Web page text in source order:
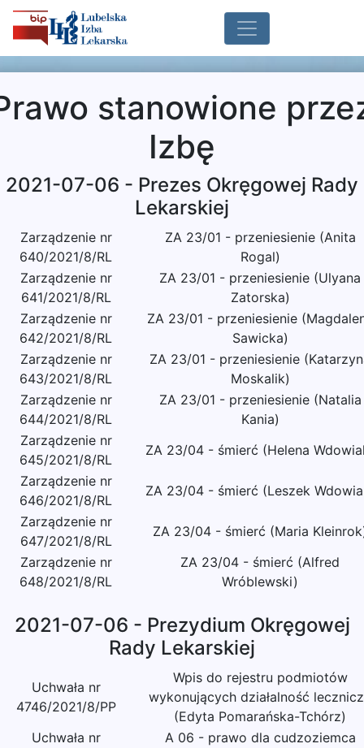
stanowione
Izbę
2021-07-06 - Prezes Okręgowej Rady
Lekarskiej
Zarządzenie nr
640/2021/8/RL
ZA 23/01 - przeniesienie (Anita
Rogal)
Zarządzenie nr
641/2021/8/RL
ZA 23/01 - przeniesienie (Ulyana
Zatorska)
Zarządzenie nr
642/2021/8/RL
ZA 23/01 - przeniesienie
Sawicka)
Zarządzenie nr
643/2021/8/RL
ZA 23/01 - przeniesienie
Moskalik)
Zarządzenie nr
644/2021/8/RL
ZA 23/01 - przeniesienie (Natalia
Kania)
Zarządzenie nr
645/2021/8/RL
ZA 23/04 - śmierć (Helena
Zarządzenie nr
646/2021/8/RL
ZA 23/04 - śmierć (Leszek
Zarządzenie nr
647/2021/8/RL
ZA 23/04 - śmierć (Maria
Zarządzenie nr
648/2021/8/RL
ZA 23/04 - śmierć (Alfred
Wróblewski)
2021-07-06 - Prezydium Okręgowej
Rady Lekarskiej
Uchwała nr
4746/2021/8/PP
Wpis do rejestru podmiotów
wykonujących działalność
(Edyta Pomarańska-Tchórz)
Uchwała nr
A 06 - prawo dla cudzoziemca